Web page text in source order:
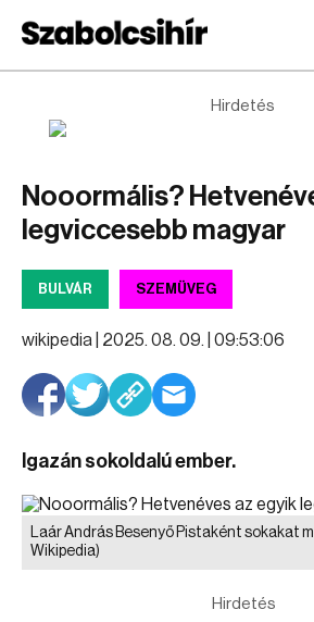
Hirdetés
Nooormális?
legviccesebb magyar
BULVÁR SZEMÜVEG
wikipedia | 2025. 08. 09. | 09:53:06
Igazán sokoldalú ember.
Laár András Besenyő Pistaként sokakat
Wikipedia)
Hirdetés